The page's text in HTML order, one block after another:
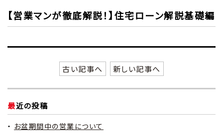
【営業マンが徹底解説！】住宅ローン解説基礎編
古い記事へ 新しい記事へ
最近の投稿
お盆期間中の営業について